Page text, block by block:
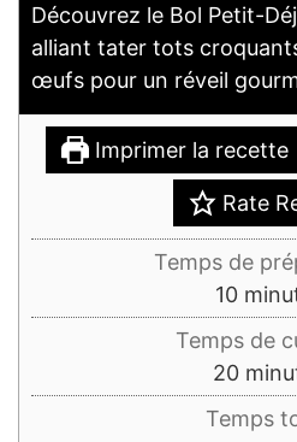
Découvrez le Bol Petit-
alliant tater tots
œufs pour un réveil
Imprimer la recette
Rate
Temps de
10
Temps de
20
Temps